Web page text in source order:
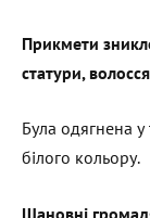
Прикмети
статури,
Була одягнена у
білого кольору.
Шановні